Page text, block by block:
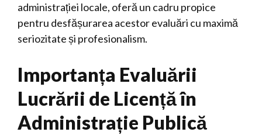
administrației locale, oferă un cadru propice
pentru desfășurarea acestor evaluări cu maximă
seriozitate și profesionalism.
Importanța Evaluării
Lucrării de Licență în
Administrație Publică